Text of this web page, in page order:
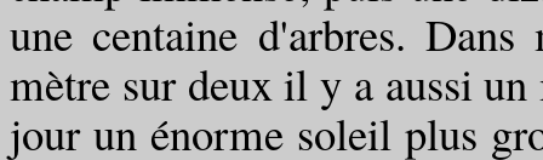
une centaine d'arbres.
mètre sur deux il y a aussi
jour un énorme soleil plus